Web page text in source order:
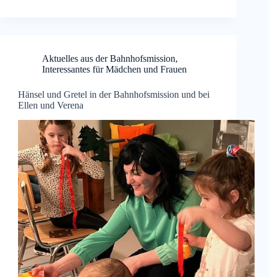
Aktuelles aus der Bahnhofsmission,
Interessantes für Mädchen und Frauen
Hänsel und Gretel in der Bahnhofsmission und bei
Ellen und Verena